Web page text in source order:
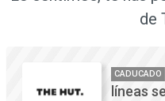
de
CADUCADO
líneas